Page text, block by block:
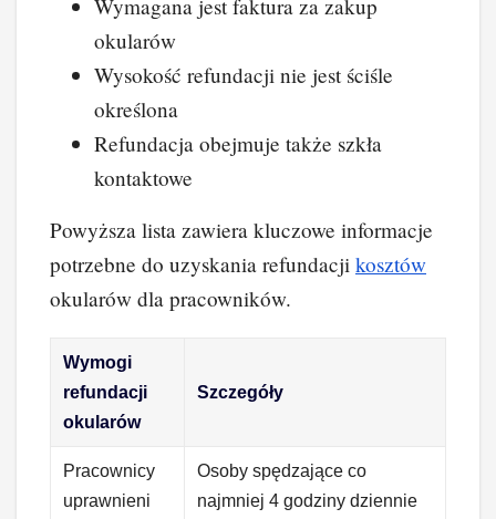
Wymagana jest faktura za zakup
okularów
Wysokość refundacji nie jest ściśle
określona
Refundacja obejmuje także szkła
kontaktowe
Powyższa lista zawiera kluczowe informacje
potrzebne do uzyskania refundacji kosztów
okularów dla pracowników.
Wymogi
refundacji
okularów
Szczegóły
Pracownicy
uprawnieni
Osoby spędzające co
najmniej 4 godziny dziennie